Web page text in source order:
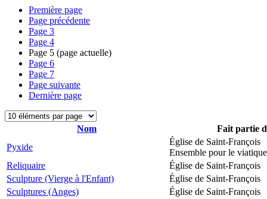
Première page
Page précédente
Page 3
Page 4
Page 5 (page actuelle)
Page 6
Page 7
Page suivante
Dernière page
Nom
Fait partie
Pyxide
Église de Saint-François
Ensemble pour le viatique
Reliquaire
Église de Saint-François
Sculpture (Vierge à l'Enfant)
Église de Saint-François
Sculptures (Anges)
Église de Saint-François